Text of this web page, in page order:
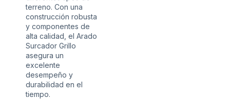
terreno. Con una
construcción robusta
y componentes de
alta calidad, el Arado
Surcador Grillo
asegura un
excelente
desempeño y
durabilidad en el
tiempo.